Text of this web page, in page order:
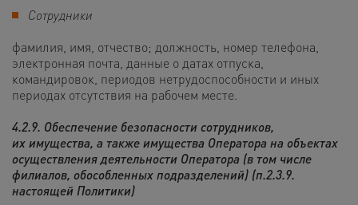
Сотрудники
фамилия, имя, отчество; должность, номер телефона,
электронная почта, данные о датах отпуска,
командировок, периодов нетрудоспособности и иных
периодах отсутствия на рабочем месте.
4.2.9. Обеспечение безопасности сотрудников,
их имущества, а также имущества Оператора на объектах
осуществления деятельности Оператора (в том числе
филиалов, обособленных подразделений) (п.2.3.9.
настоящей Политики)